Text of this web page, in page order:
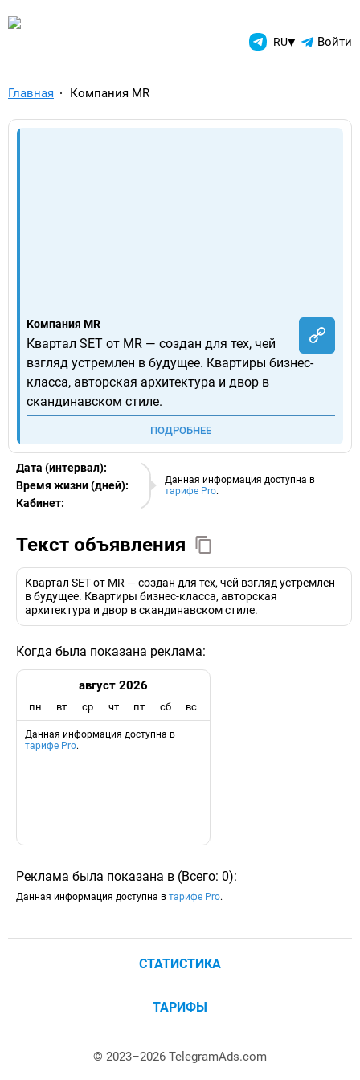
TelegramAds.com — RU▾ Войти
Главная Компания MR
Компания MR
Квартал SET от MR — создан для тех, чей
взгляд устремлен в будущее. Квартиры бизнес-
класса, авторская архитектура и двор в
скандинавском стиле.
ПОДРОБНЕЕ
Данная информация доступна в
тарифе Pro.
Дата (интервал):
07.08.2026
Время жизни (дней):
Кабинет:
EURO
Текст объявления
Квартал SET от MR — создан для тех, чей взгляд устремлен
в будущее. Квартиры бизнес-класса, авторская
архитектура и двор в скандинавском стиле.
Когда была показана реклама:
август 2026
пн вт ср чт пт сб вс
Данная информация доступна в
тарифе Pro.
Реклама была показана в (Всего: 0):
Данная информация доступна в тарифе Pro.
СТАТИСТИКА
ТАРИФЫ
© 2023–2026 TelegramAds.com